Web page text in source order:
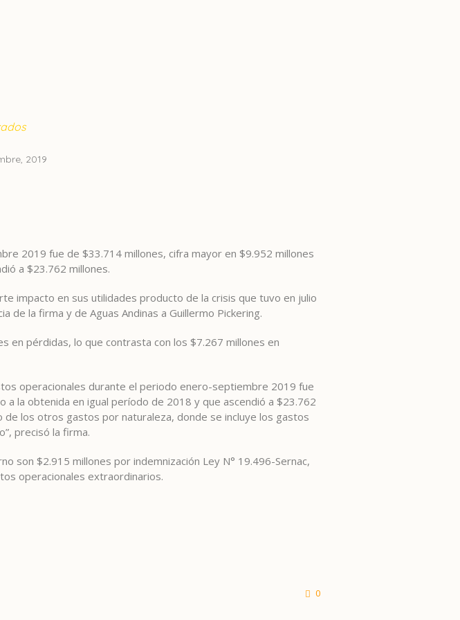
2019
2019 fue de $33.714 millones, cifra mayor en $9.952 millones
a $23.762 millones.
impacto en sus utilidades producto de la crisis que tuvo en julio
de la firma y de Aguas Andinas a Guillermo Pickering.
en pérdidas, lo que contrasta con los $7.267 millones en
operacionales durante el periodo enero-septiembre 2019 fue
la obtenida en igual período de 2018 y que ascendió a $23.762
los otros gastos por naturaleza, donde se incluye los gastos
precisó la firma.
son $2.915 millones por indemnización Ley N° 19.496-Sernac,
operacionales extraordinarios.
0